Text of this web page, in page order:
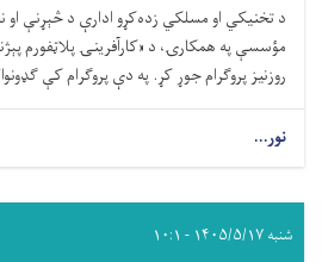
د تخنیکي او مسلکي زده‌کړو ادارې د څېړنې
مؤسسې په همکارۍ، د «کارآفرینۍ پلاټفورم
روزنیز پروګرام جوړ کړ. په دې پروګرام کې
نور...
شنبه ۱۴۰۵/۵/۱۷ - ۱۰:۱